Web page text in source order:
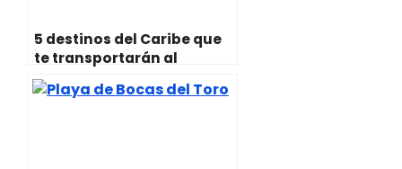
5 destinos del Caribe que
te transportarán al
paraíso